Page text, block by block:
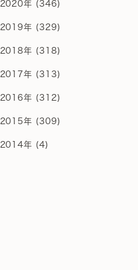
2020年 (346)
2019年 (329)
2018年 (318)
2017年 (313)
2016年 (312)
2015年 (309)
2014年 (4)